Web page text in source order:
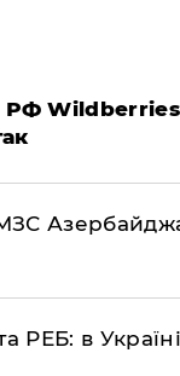
РФ
РЕБ: в